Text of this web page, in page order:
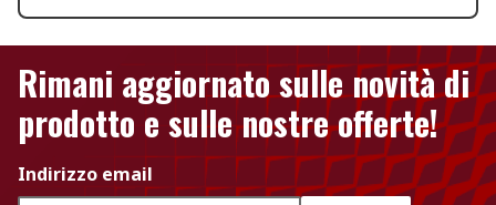
Rimani aggiornato sulle novità di
prodotto e sulle nostre offerte!
Indirizzo email